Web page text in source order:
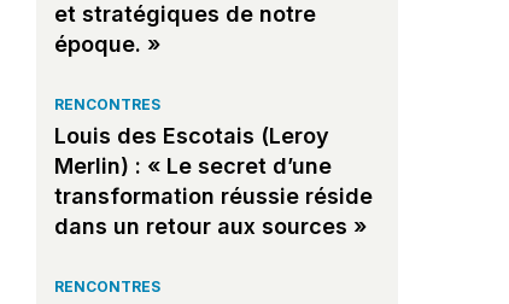
et stratégiques de notre
époque. »
RENCONTRES
Louis des Escotais (Leroy
Merlin) : « Le secret d’une
transformation réussie réside
dans un retour aux sources »
RENCONTRES